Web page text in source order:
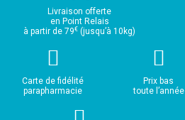
Livraison offerte
en Point Relais
à partir de 79€ (jusqu’à 10kg)
Carte de fidélité
parapharmacie
Prix bas
toute l’année